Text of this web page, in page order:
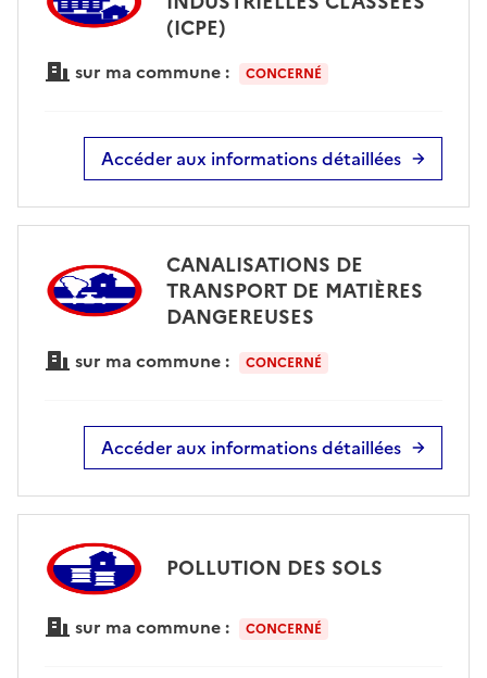
(ICPE)
sur ma commune : CONCERNÉ
Accéder aux informations détaillées
CANALISATIONS DE
TRANSPORT DE MATIÈRES
DANGEREUSES
sur ma commune : CONCERNÉ
Accéder aux informations détaillées
POLLUTION DES SOLS
sur ma commune : CONCERNÉ